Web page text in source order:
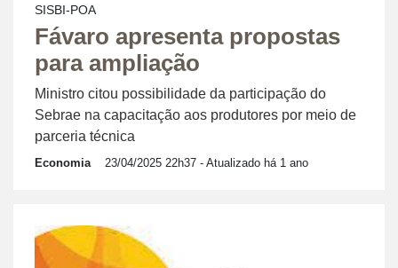
SISBI-POA
Fávaro apresenta propostas
para ampliação
Ministro citou possibilidade da participação do
Sebrae na capacitação aos produtores por meio de
parceria técnica
Economia 23/04/2025 22h37 - Atualizado há 1 ano